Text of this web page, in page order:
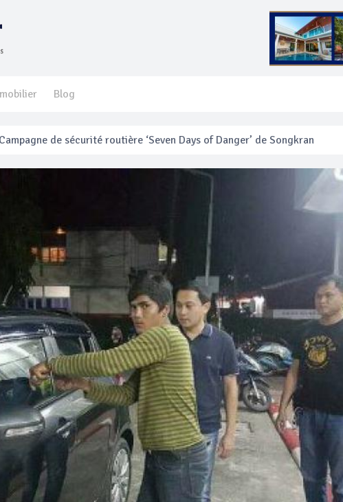
Blog
Un touriste français blessé en se faisant arracher son collier en or
Peranakan Festival
Phuket augmente les prix des bateaux vers Koh Phi Phi et des excursions
Campagne de sécurité routière ‘Seven Days of Danger’ de Songkran